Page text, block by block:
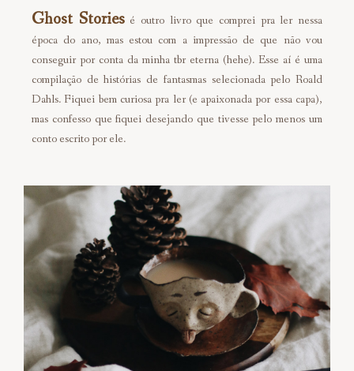
Ghost Storiesé outro livro que comprei pra ler nessa
época do ano, mas estou com a impressão de que não vou
conseguir por conta da minha tbr eterna (hehe). Esse aí é uma
compilação de histórias de fantasmas selecionada pelo Roald
Dahls. Fiquei bem curiosa pra ler (e apaixonada por essa capa),
mas confesso que fiquei desejando que tivesse pelo menos um
conto escrito por ele.